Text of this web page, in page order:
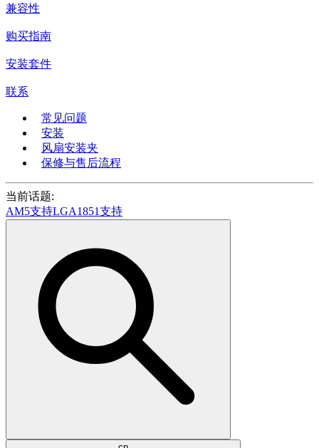
兼容性
购买指南
安装套件
联系
常见问题
安装
风扇安装夹
保修与售后流程
当前话题:
AM5支持LGA1851支持